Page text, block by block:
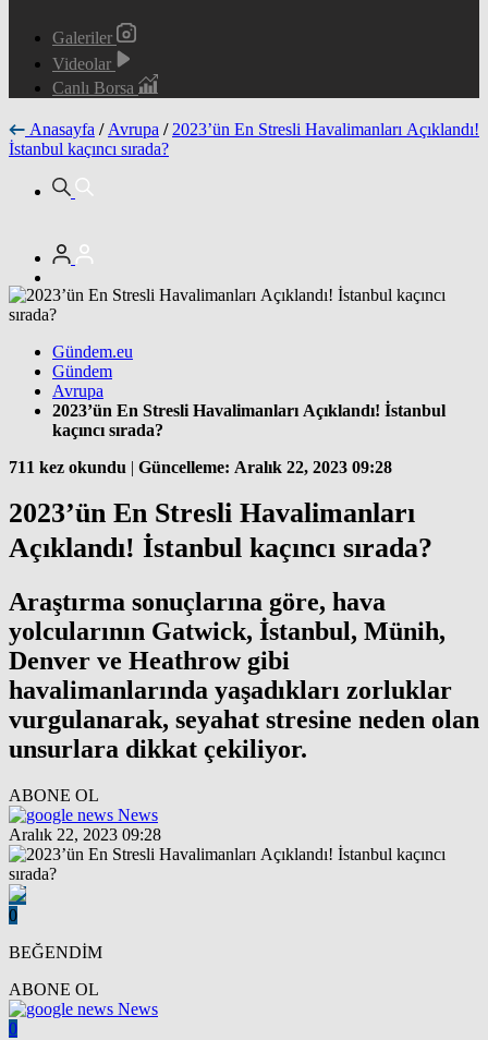
Galeriler
Videolar
Canlı Borsa
Anasayfa / Avrupa / 2023’ün En Stresli Havalimanları Açıklandı!
İstanbul kaçıncı sırada?
Gündem.eu
Gündem
Avrupa
2023’ün En Stresli Havalimanları Açıklandı! İstanbul
kaçıncı sırada?
711 kez okundu | Güncelleme: Aralık 22, 2023 09:28
2023’ün En Stresli Havalimanları
Açıklandı! İstanbul kaçıncı sırada?
Araştırma sonuçlarına göre, hava
yolcularının Gatwick, İstanbul, Münih,
Denver ve Heathrow gibi
havalimanlarında yaşadıkları zorluklar
vurgulanarak, seyahat stresine neden olan
unsurlara dikkat çekiliyor.
ABONE OL
News
Aralık 22, 2023 09:28
0
BEĞENDİM
ABONE OL
News
0